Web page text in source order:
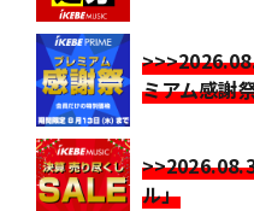
ミアム感謝
ル」